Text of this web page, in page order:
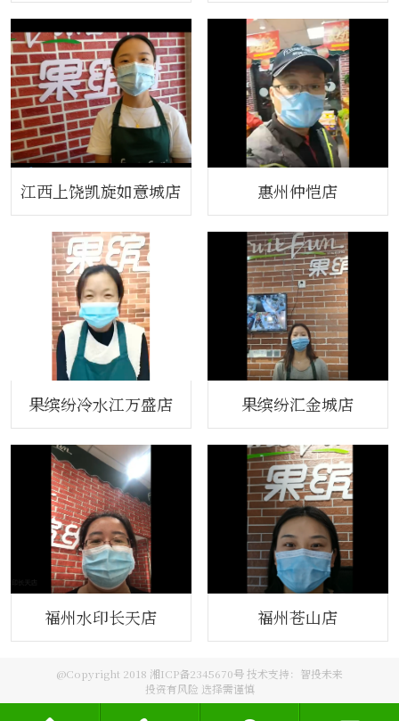
江西上饶凯旋如意城店 惠州仲恺店
果缤纷冷水江万盛店 果缤纷汇金城店
福州水印长天店 福州苍山店
@Copyright 2018 湘ICP备2345670号 技术支持：
智投未来
投资有风险 选择需谨慎